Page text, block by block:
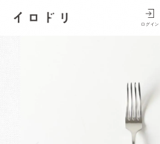
イロドリ
ログイン